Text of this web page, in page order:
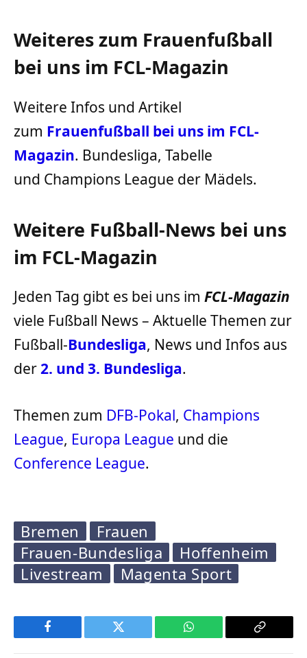
Weiteres zum Frauenfußball
bei uns im FCL-Magazin
Weitere Infos und Artikel
zum Frauenfußball bei uns im FCL-
Magazin. Bundesliga, Tabelle
und Champions League der Mädels.
Weitere Fußball-News bei uns
im FCL-Magazin
Jeden Tag gibt es bei uns im FCL-Magazin
viele Fußball News – Aktuelle Themen zur
Fußball-Bundesliga, News und Infos aus
der2. und 3. Bundesliga.
Themen zum DFB-Pokal, Champions
League, Europa League und die
Conference League.
Bremen
Frauen
Frauen-Bundesliga
Hoffenheim
Livestream
Magenta Sport
Facebook Twitter WhatsApp
Copy